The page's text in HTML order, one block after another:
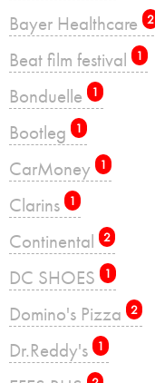
Bayer Healthcare 2
Beat film festival 1
Bonduelle 1
Bootleg 1
CarMoney 1
Clarins 1
Continental 2
DC SHOES 1
Domino's Pizza 2
Dr.Reddy's 1